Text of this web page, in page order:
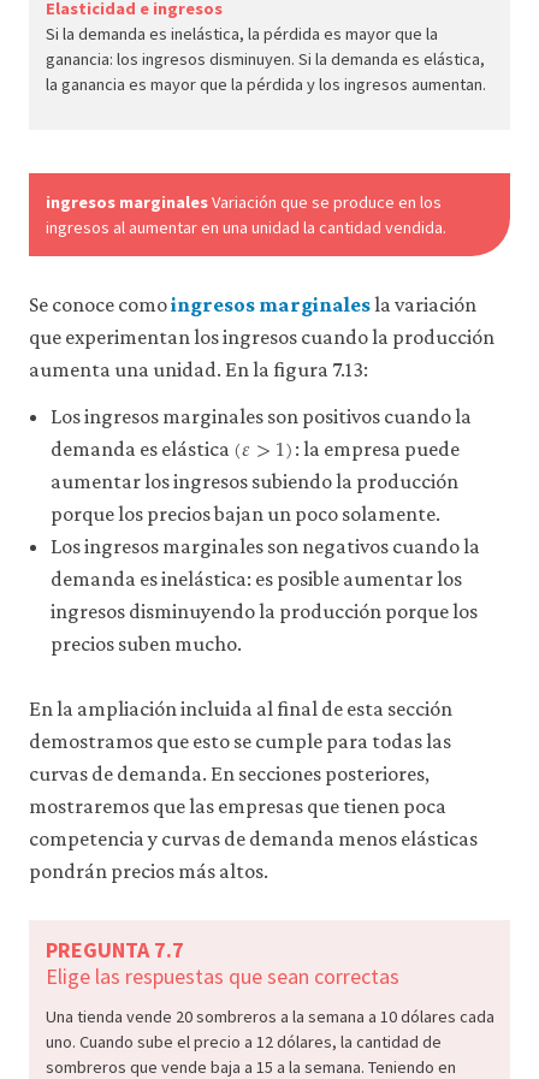
05-
13d
Elasticidad e ingresos
Si la demanda es inelástica, la pérdida es mayor que la
ganancia: los ingresos disminuyen. Si la demanda es elástica,
la ganancia es mayor que la pérdida y los ingresos aumentan.
ingresos marginalesVariación que se produce en los
ingresos al aumentar en una unidad la cantidad vendida.
Se conoce comoingresos marginalesla variación
que experimentan los ingresos cuando la producción
aumenta una unidad. En la figura 7.13:
Los ingresos marginales son positivos cuando la
demanda es elástica (𝜀>1)
(
: la empresa puede
aumentar los ingresos subiendo la producción
porque los precios bajan un poco solamente.
Los ingresos marginales son negativos cuando la
demanda es inelástica: es posible aumentar los
ingresos disminuyendo la producción porque los
precios suben mucho.
En la ampliación incluida al final de esta sección
demostramos que esto se cumple para todas las
curvas de demanda. En secciones posteriores,
mostraremos que las empresas que tienen poca
competencia y curvas de demanda menos elásticas
pondrán precios más altos.
PREGUNTA 7.7
Elige las respuestas que sean correctas
Una tienda vende 20 sombreros a la semana a 10 dólares cada
uno. Cuando sube el precio a 12 dólares, la cantidad de
sombreros que vende baja a 15 a la semana. Teniendo en